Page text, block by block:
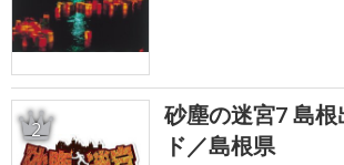
2
砂塵の迷宮7 島
ド／島根県